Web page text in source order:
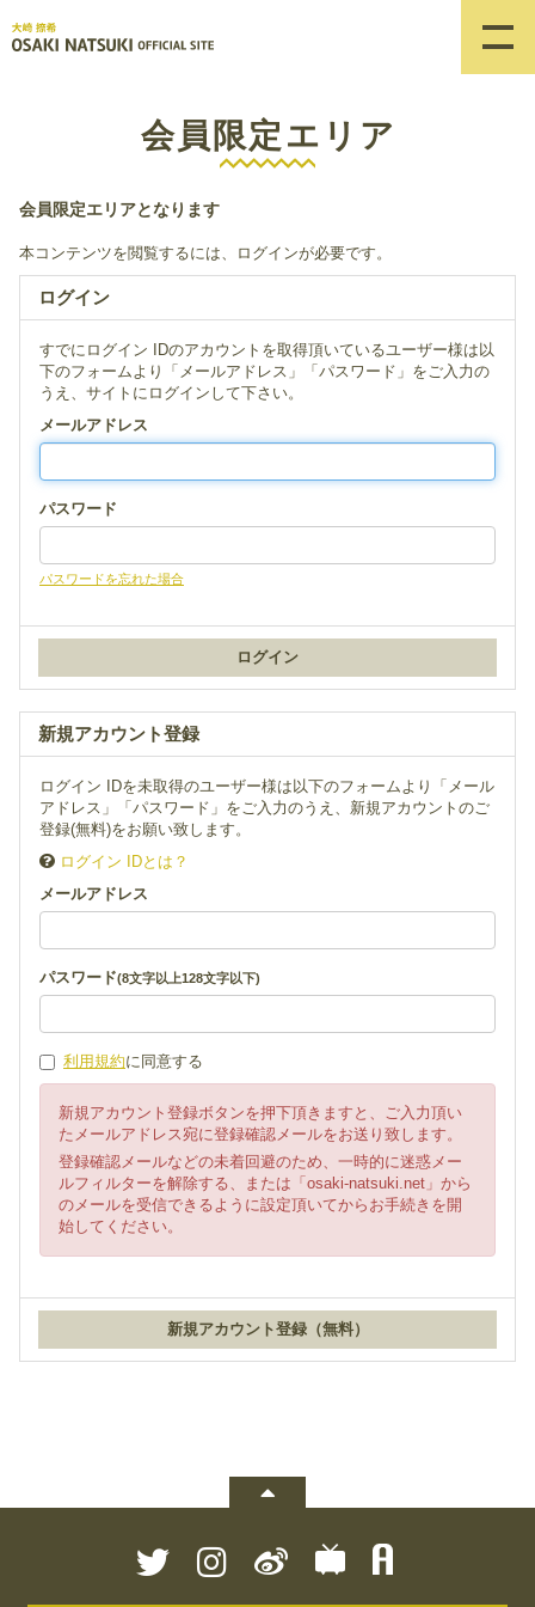
会員限定エリア
会員限定エリアとなります
本コンテンツを閲覧するには、ログインが必要です。
ログイン
すでにログイン IDのアカウントを取得頂いているユーザー様は以
下のフォームより「メールアドレス」「パスワード」をご入力の
うえ、サイトにログインして下さい。
メールアドレス
パスワード
パスワードを忘れた場合
新規アカウント登録
ログイン IDを未取得のユーザー様は以下のフォームより「メール
アドレス」「パスワード」をご入力のうえ、新規アカウントのご
登録(無料)をお願い致します。
ログイン IDとは？
メールアドレス
パスワード(8文字以上128文字以下)
利用規約に同意する
新規アカウント登録ボタンを押下頂きますと、ご入力頂い
たメールアドレス宛に登録確認メールをお送り致します。
登録確認メールなどの未着回避のため、一時的に迷惑メー
ルフィルターを解除する、または「osaki-natsuki.net」から
のメールを受信できるように設定頂いてからお手続きを開
始してください。